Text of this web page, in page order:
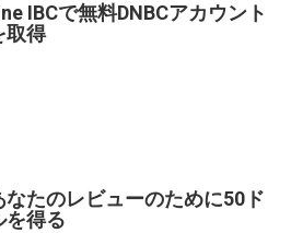
IBCで無料DNBCアカウント
取得
なたのレビューのために50ド
を得る